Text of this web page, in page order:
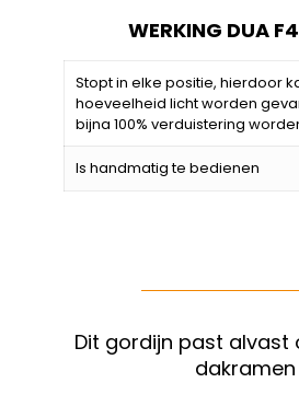
WERKING DUA
Stopt in elke positie, hierdoor
hoeveelheid licht worden
bijna 100% verduistering
Is handmatig te bedienen
Dit gordijn past alvast
dakramen